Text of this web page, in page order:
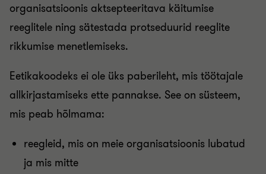
organisatsioonis aktsepteeritava käitumise
reeglitele ning sätestada protseduurid reeglite
rikkumise menetlemiseks.
Eetikakoodeks ei ole üks paberileht, mis töötajale
allkirjastamiseks ette pannakse. See on süsteem,
mis peab hõlmama:
reegleid, mis on meie organisatsioonis lubatud
ja mis mitte